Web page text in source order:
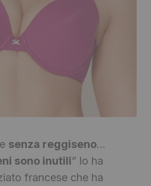
senza reggiseno…
sono inutili” lo ha
francese che ha